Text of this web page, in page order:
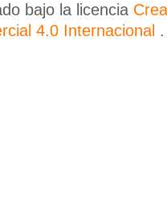
bajo la licencia
4.0 Internacional .